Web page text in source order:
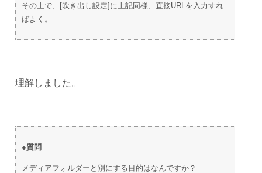
その上で、[吹き出し設定]に上記同様、直接URLを入力すれ
ばよく。
理解しました。
●質問
メディアフォルダーと別にする目的はなんですか？